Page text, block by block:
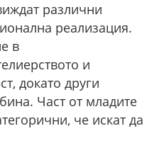
различни
реализация.
в
и
докато други
Част от младите
че искат да